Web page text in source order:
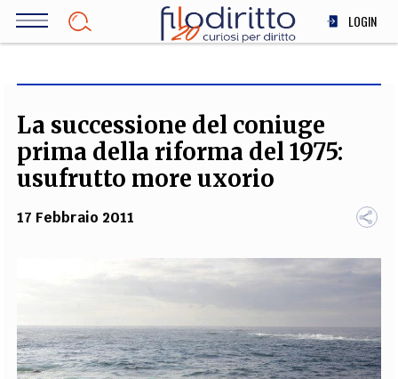
Salta
LOGIN
SOCIETÀ
MEDICINA
SCIENZA
TEAM
FILODIRITTO REDAZIONE COMITATO SCIENTIFICO AUTORI CURATORI
FOTOGRAFI PARTNER COLLABORA CON NOI
La successione del coniuge
prima della riforma del 1975:
usufrutto more uxorio
17 Febbraio 2011